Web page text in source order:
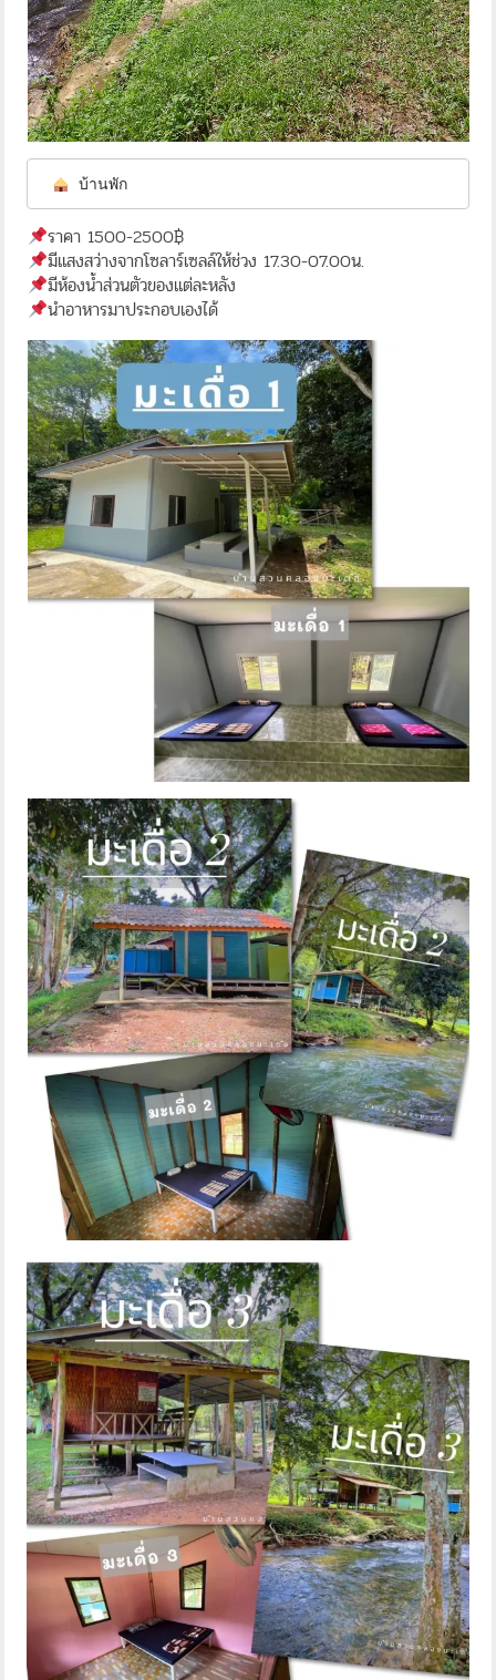
บ้านพัก
ราคา 1500-2500฿
มีแสงสว่างจากโซลาร์เซลล์ให้ช่วง 17.30-07.00น.
มีห้องน้ำส่วนตัวของแต่ละหลัง
นำอาหารมาประกอบเองได้